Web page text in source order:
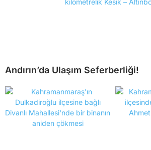
Andırın’da Ulaşım Seferberliği!